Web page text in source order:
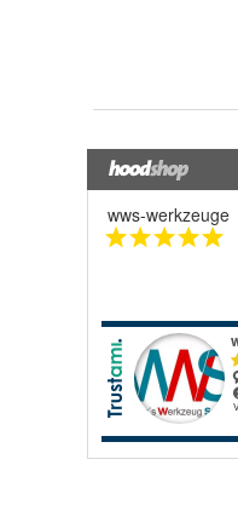
wws-werkzeuge